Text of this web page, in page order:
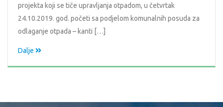
projekta koji se tiče upravljanja otpadom, u četvrtak
24.10.2019. god. početi sa podjelom komunalnih posuda za
odlaganje otpada – kanti […]
Dalje